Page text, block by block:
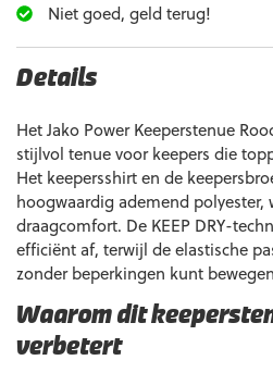
Niet goed, geld terug!
Details
Het Jako Power Keeperstenue
stijlvol tenue voor keepers die
Het keepersshirt en de
hoogwaardig ademend
draagcomfort. De KEEP DRY-
efficiënt af, terwijl de elastische
zonder beperkingen kunt
Waarom dit
verbetert